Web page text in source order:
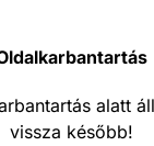
alatt
vissza később!